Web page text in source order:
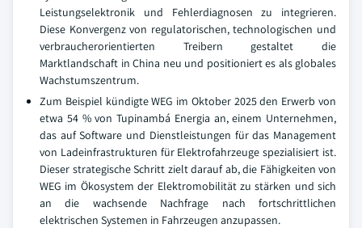
Leistungselektronik und Fehlerdiagnosen zu integrieren.
Diese Konvergenz von regulatorischen, technologischen und
verbraucherorientierten Treibern gestaltet die
Marktlandschaft in China neu und positioniert es als globales
Wachstumszentrum.
Zum Beispiel kündigte WEG im Oktober 2025 den Erwerb von
etwa 54 % von Tupinambá Energia an, einem Unternehmen,
das auf Software und Dienstleistungen für das Management
von Ladeinfrastrukturen für Elektrofahrzeuge spezialisiert ist.
Dieser strategische Schritt zielt darauf ab, die Fähigkeiten von
WEG im Ökosystem der Elektromobilität zu stärken und sich
an die wachsende Nachfrage nach fortschrittlichen
elektrischen Systemen in Fahrzeugen anzupassen.